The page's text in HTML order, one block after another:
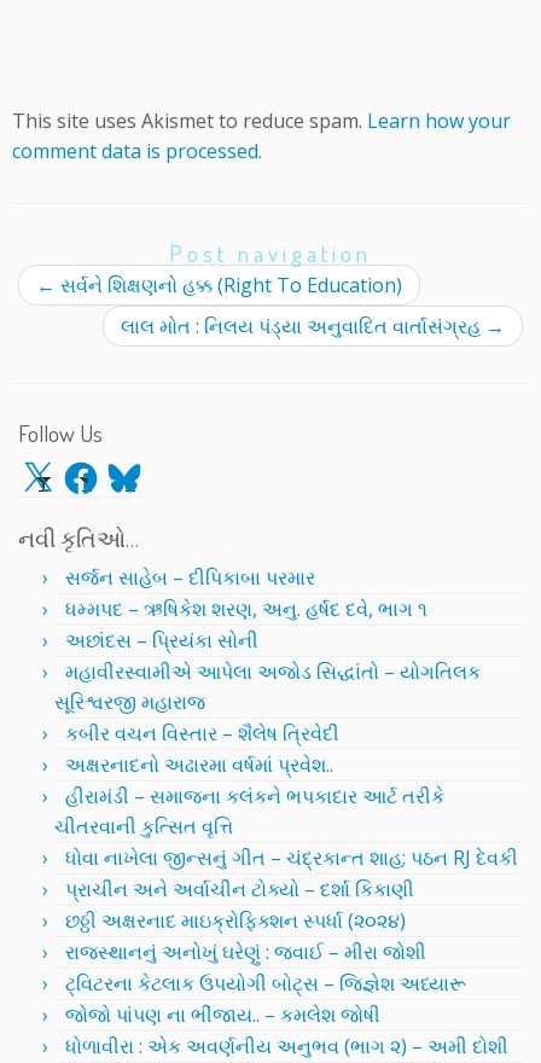
This site uses Akismet to reduce spam. Learn how your
comment data is processed.
Post navigation
← સર્વને શિક્ષણનો હક્ક (Right To Education)
લાલ મોત : નિલય પંડ્યા અનુવાદિત વાર્તાસંગ્રહ →
Follow Us
X Facebook
Bluesky
નવી કૃતિઓ…
સર્જન સાહેબ – દીપિકાબા પરમાર
ધમ્મપદ – ઋષિકેશ શરણ, અનુ. હર્ષદ દવે, ભાગ ૧
અછાંદસ – પ્રિયંકા સોની
મહાવીરસ્વામીએ આપેલા અજોડ સિદ્ધાંતો – યોગતિલક
સૂરિશ્વરજી મહારાજ
કબીર વચન વિસ્તાર – શૈલેષ ત્રિવેદી
અક્ષરનાદનો અઢારમા વર્ષમાં પ્રવેશ..
હીરામંડી – સમાજના કલંકને ભપકાદાર આર્ટ તરીકે
ચીતરવાની કુત્સિત વૃત્તિ
ધોવા નાખેલા જીન્સનું ગીત – ચંદ્રકાન્ત શાહ; પઠન RJ દેવકી
પ્રાચીન અને અર્વાચીન ટોક્યો – દર્શા કિકાણી
છઠ્ઠી અક્ષરનાદ માઇક્રોફિક્શન સ્પર્ધા (૨૦૨૪)
રાજસ્થાનનું અનોખું ઘરેણું : જવાઈ – મીરા જોશી
ટ્વિટરના કેટલાક ઉપયોગી બોટ્સ – જિજ્ઞેશ અધ્યારૂ
જોજો પાંપણ ના ભીંજાય.. – કમલેશ જોષી
ધોળાવીરા : એક અવર્ણનીય અનુભવ (ભાગ ૨) – અમી દોશી